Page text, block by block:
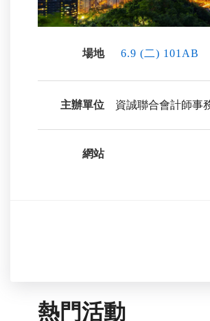
場地 6.9 (二) 101AB
主辦單位 資誠聯合會計師事
網站
熱門活動